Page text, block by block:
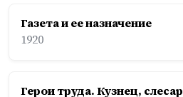
Газета и ее назначение
1920
Герои труда. Кузнец,